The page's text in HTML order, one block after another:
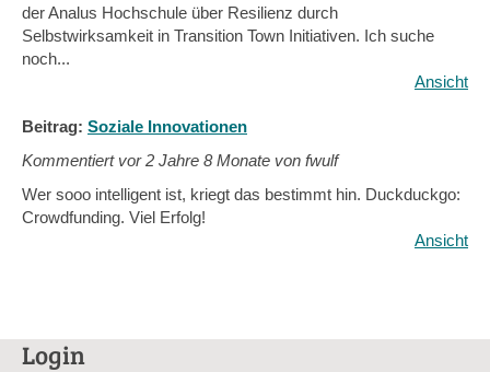
der Analus Hochschule über Resilienz durch
Selbstwirksamkeit in Transition Town Initiativen. Ich suche
noch...
Ansicht
Beitrag: Soziale Innovationen
Kommentiert vor2 Jahre 8 Monate von fwulf
Wer sooo intelligent ist, kriegt das bestimmt hin. Duckduckgo:
Crowdfunding. Viel Erfolg!
Ansicht
Login